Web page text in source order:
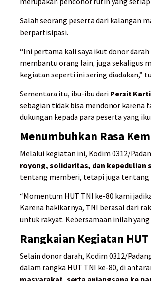
Salah seorang peserta dari kalangan
berpartisipasi.
“Ini pertama kali saya ikut donor darah
membantu orang lain, juga sekaligus
kegiatan seperti ini sering diadakan,”
Sementara itu, ibu-ibu dari Persit
sebagian tidak bisa mendonor
dukungan kepada para peserta yang
Menumbuhkan Rasa
Melalui kegiatan ini, Kodim 0312/
royong, solidaritas, dan kepedulian
tentang memberi, tetapi juga tentang
“Momentum HUT TNI ke-80 kami
Karena hakikatnya, TNI berasal dari
untuk rakyat. Kebersamaan inilah
Rangkaian Kegiatan
Selain donor darah, Kodim 0312/
dalam rangka HUT TNI ke-80, di